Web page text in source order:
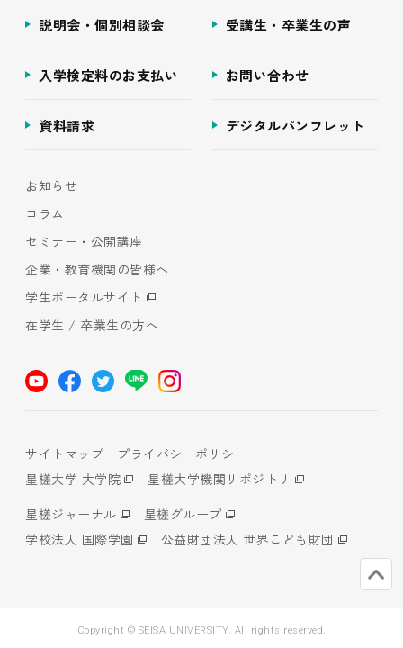
説明会・個別相談会 受講生・卒業生の声
入学検定料のお支払い お問い合わせ
資料請求 デジタルパンフレット
お知らせ
コラム
セミナー・公開講座
企業・教育機関の皆様へ
学生ポータルサイト
在学生 / 卒業生の方へ
サイトマップ
プライバシーポリシー
星槎大学 大学院
星槎大学機関リポジトリ
星槎ジャーナル
星槎グループ
学校法人 国際学園
公益財団法人 世界こども財団
Copyright © SEISA UNIVERSITY. All rights reserved.